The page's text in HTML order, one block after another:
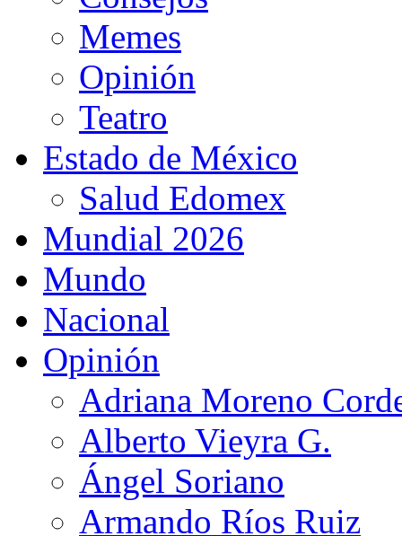
Memes
Opinión
Teatro
Estado de México
Salud Edomex
Mundial 2026
Mundo
Nacional
Opinión
Adriana Moreno
Alberto Vieyra G.
Ángel Soriano
Armando Ríos Ruiz